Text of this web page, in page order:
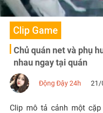
Clip Game
Chủ quán net và phụ
nhau ngay tại quán
Động Đậy 24h 21/
Clip mô tả cảnh một